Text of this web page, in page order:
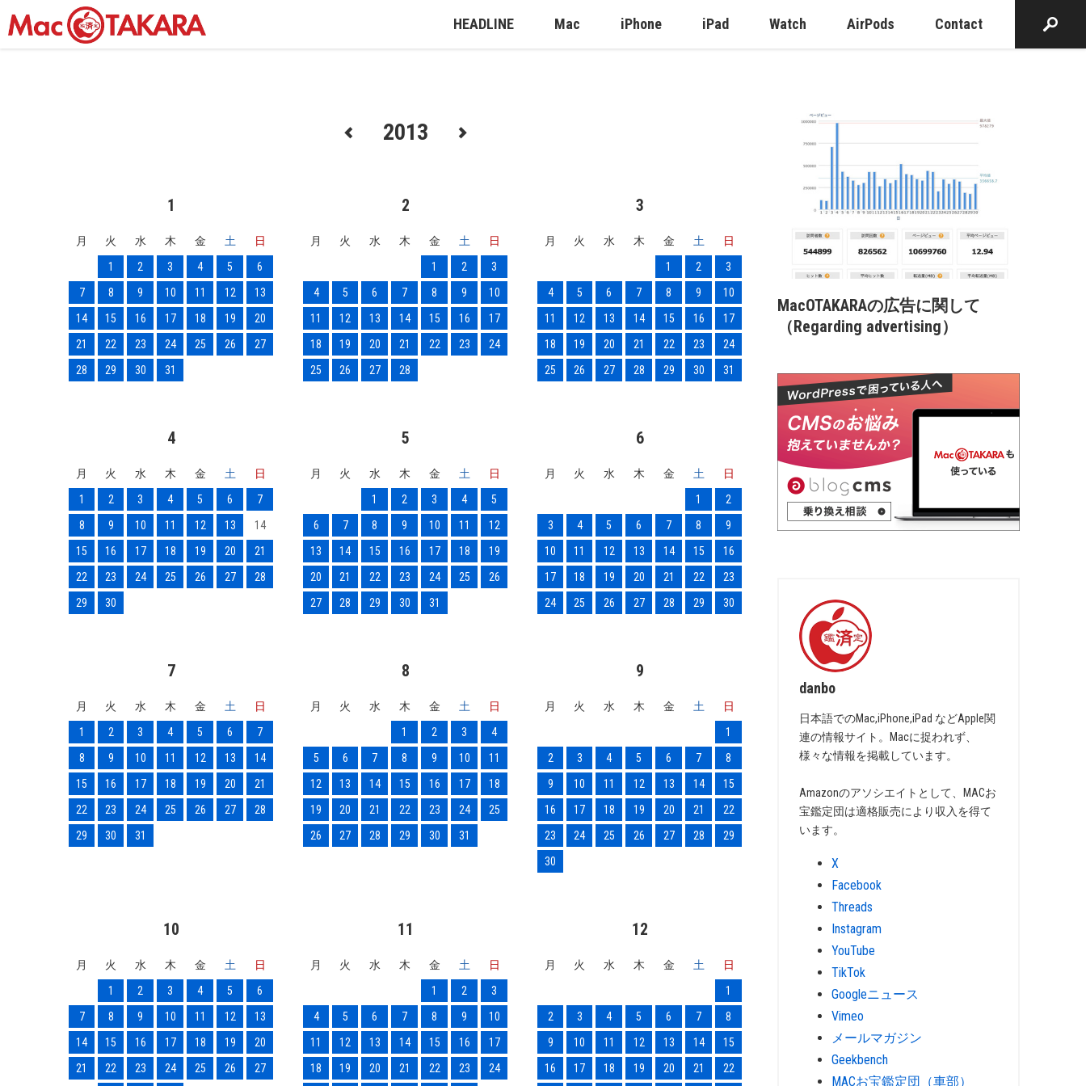
HEADLINE Mac iPhone iPad Watch AirPods Contact
2013
1
月 火 水 木 金 土
日
1
2 3 4 5
6
7
8 9 10 11 12
13
14
15 16 17 18 19
20
21
22 23 24 25 26
27
28
29 30 31
2
月 火 水 木 金 土
日
1
2
3
4
5 6 7 8 9
10
11
12 13 14 15 16
17
18
19 20 21 22 23
24
25
26 27 28
3
月 火 水 木 金 土
日
1
2
3
4
5 6 7 8 9
10
11
12 13 14 15 16
17
18
19 20 21 22 23
24
25
26 27 28 29 30 31
4
月 火 水 木 金 土
日
1
2 3 4 5 6
7
8
9 10 11 12 13
14
15
16 17 18 19 20
21
22
23 24 25 26 27
28
29
30
5
月 火 水 木 金 土
日
1
2 3 4
5
6
7 8 9 10 11
12
13
14 15 16 17 18
19
20
21 22 23 24 25
26
27
28 29 30 31
6
月 火 水 木 金 土
日
1
2
3
4 5 6 7 8
9
10
11 12 13 14 15
16
17
18 19 20 21 22
23
24
25 26 27 28 29 30
7
月 火 水 木 金 土
日
1
2 3 4 5 6
7
8
9 10 11 12 13
14
15
16 17 18 19 20
21
22
23 24 25 26 27
28
29
30 31
8
月 火 水 木 金 土
日
1
2 3
4
5
6 7 8 9 10
11
12
13 14 15 16 17
18
19
20 21 22 23 24
25
26
27 28 29 30 31
9
月 火 水 木 金 土
日
1
2
3 4 5 6 7
8
9
10 11 12 13 14
15
16
17 18 19 20 21
22
23
24 25 26 27 28
29
30
10
月 火 水 木 金 土
日
1
2 3 4 5
6
7
8 9 10 11 12
13
14
15 16 17 18 19
20
21
22 23 24 25 26 27
11
月 火 水 木 金 土
日
1
2
3
4
5 6 7 8 9
10
11
12 13 14 15 16
17
18
19 20 21 22 23 24
12
月 火 水 木 金 土
日
1
2
3 4 5 6 7
8
9
10 11 12 13 14
15
16
17 18 19 20 21 22
MacOTAKARAの広告に関して
（Regarding advertising）
danbo
日本語でのMac,iPhone,iPad などApple関
連の情報サイト。Macに捉われず、
様々な情報を掲載しています。
Amazonのアソシエイトとして、MACお
宝鑑定団は適格販売により収入を得て
います。
X
Facebook
Threads
Instagram
YouTube
TikTok
Googleニュース
Vimeo
メールマガジン
Geekbench
MACお宝鑑定団（車部）